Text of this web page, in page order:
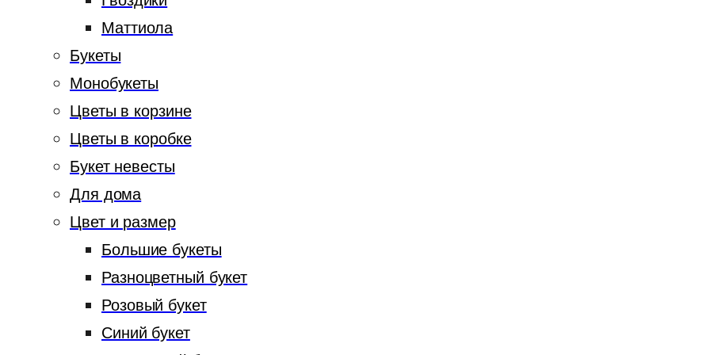
Маттиола
Букеты
Монобукеты
Цветы в корзине
Цветы в коробке
Букет невесты
Для дома
Цвет и размер
Большие букеты
Разноцветный букет
Розовый букет
Синий букет